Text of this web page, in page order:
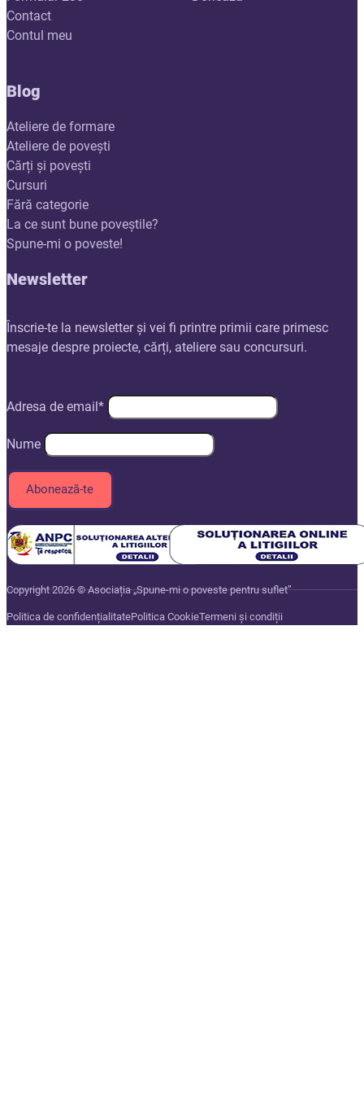
Contact
Contul meu
Blog
Ateliere de formare
Ateliere de povești
Cărți și povești
Cursuri
Fără categorie
La ce sunt bune poveștile?
Spune-mi o poveste!
Newsletter
Înscrie-te la newsletter și vei fi printre primii care primesc
mesaje despre proiecte, cărți, ateliere sau concursuri.
Adresa de email*
Nume
Copyright 2026 © Asociația „Spune-mi o poveste pentru suflet”
Politica de confidențialitatePolitica CookieTermeni și condiții